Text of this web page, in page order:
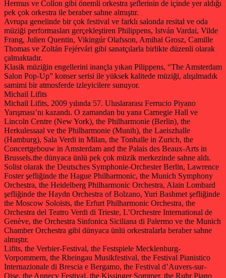
Hermus ve Collon gibi önemli orkestra şeflerinin de içinde yer aldığı
pek çok orkestra ile beraber sahne almıştır.
Avrupa genelinde bir çok festival ve farklı salonda resital ve oda
müziği performasları gerçekleştiren Philippens, István Vardai, Vilde
Frang, Julien Quentin, Vikingúr Olafsson, Amihai Grosz, Camille
Thomas ve Zoltán Fejérvári gibi sanatçılarla birlikte düzenli olarak
çalmaktadır.
Klasik müziğin engellerini inançla yıkan Pilippens, “The Amsterdam
Salon Pop-Up” konser serisi ile yüksek kalitede müziği, alışılmadık
samimi bir atmosferde izleyicilere sunuyor.
Michail Lifits
Michail Lifits, 2009 yılında 57. Uluslararası Ferrucio Piyano
Yarışması’nı kazandı. O zamandan bu yana Carnegie Hall ve
Lincoln Centre (New York), the Philharmonie (Berlin), the
Herkulessaal ve the Philharmonie (Munih), the Laeiszhalle
(Hamburg), Sala Verdi in Milan, the Tonhalle in Zurich, the
Concertgebouw in Amsterdam and the Palais des Beaux-Arts in
Brussels.the dünyaca ünlü pek çok müzik merkezinde sahne aldı.
Solist olarak the Deutsches Symphonie-Orchester Berlin, Lawrence
Foster şefliğinde the Hague Philharmonic, the Munich Symphony
Orchestra, the Heidelberg Philharmonic Orchestra, Alain Lombard
şefliğinde the Haydn Orchestra of Bolzano, Yuri Bashmet şefliğinde
the Moscow Soloists, the Erfurt Philharmonic Orchestra, the
Orchestra del Teatro Verdi di Trieste, L’Orchestre International de
Genève, the Orchestra Sinfonica Siciliana di Palermo ve the Munich
Chamber Orchestra gibi dünyaca ünlü orkestralarla beraber sahne
almıştır.
Lifits, the Verbier-Festival, the Festspiele Mecklenburg-
Vorpommern, the Rheingau Musikfestival, the Festival Pianistico
Internazionale di Brescia e Bergamo, the Festival d’Auvers-sur-
Oise, the Annecy Festival, the Kissinger Sommer, the Ruhr Piano